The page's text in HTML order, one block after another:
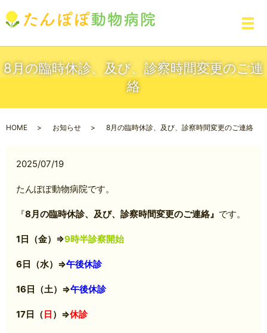
メ
8月の臨時休診、及び、診察時間変更のご連
絡
HOME お知らせ 8月の臨時休診、及び、診察時間変更のご連絡
2025/07/19
たんぽぽ動物病院です。
『8月の臨時休診、及び、診察時間変更のご連絡』 です。
1日（金）⇒9時半診察開始
6日（水）⇒午後休診
16日（土）⇒午後休診
17日（日 ）⇒休診